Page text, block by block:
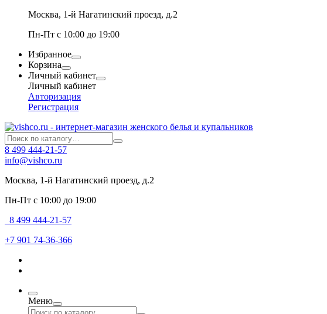
Москва, 1-й Нагатинский проезд, д.2
Пн-Пт с 10:00 до 19:00
Избранное
Корзина
Личный кабинет
Личный кабинет
Авторизация
Регистрация
8 499 444-21-57
info@vishco.ru
Москва, 1-й Нагатинский проезд, д.2
Пн-Пт с 10:00 до 19:00
8 499 444-21-57
+7 901 74-36-366
Меню